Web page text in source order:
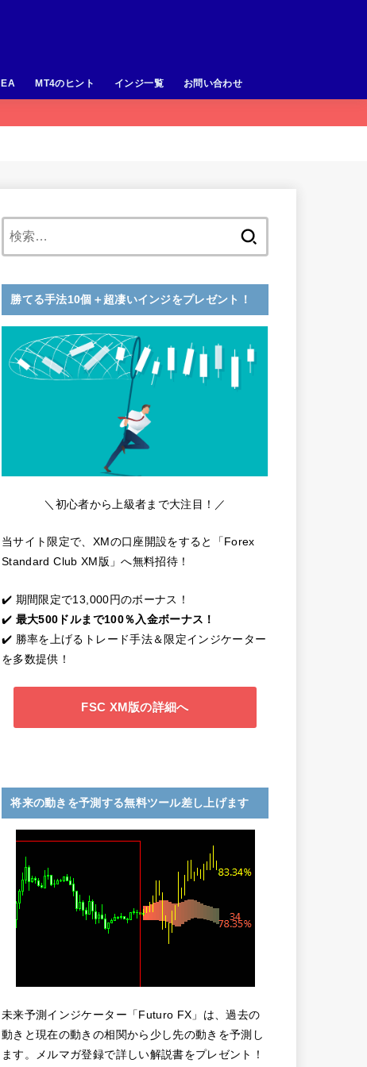
EA MT4のヒント インジ一覧 お問い合わせ
勝てる手法10個＋超凄いインジをプレゼント！
＼初心者から上級者まで大注目！／
当サイト限定で、XMの口座開設をすると「Forex
Standard Club XM版」へ無料招待！
✔️ 期間限定で13,000円のボーナス！
✔️ 最大500ドルまで100％入金ボーナス！
✔️ 勝率を上げるトレード手法＆限定インジケーター
を多数提供！
FSC XM版の詳細へ
将来の動きを予測する無料ツール差し上げます
未来予測インジケーター「Futuro FX」は、過去の
動きと現在の動きの相関から少し先の動きを予測し
ます。メルマガ登録で詳しい解説書をプレゼント！